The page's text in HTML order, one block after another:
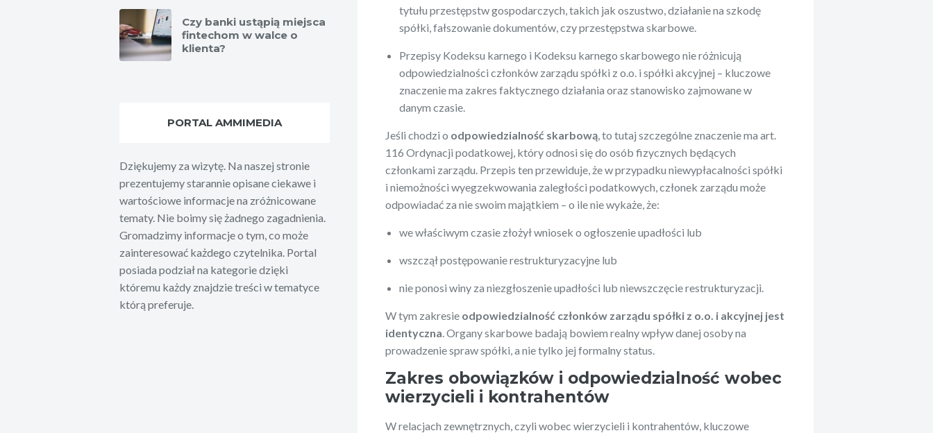
tytułu przestępstw gospodarczych, takich jak oszustwo, działanie na szkodę
spółki, fałszowanie dokumentów, czy przestępstwa skarbowe.
Przepisy Kodeksu karnego i Kodeksu karnego skarbowego nie różnicują
odpowiedzialności członków zarządu spółki z o.o. i spółki akcyjnej – kluczowe
znaczenie ma zakres faktycznego działania oraz stanowisko zajmowane w
danym czasie.
Jeśli chodzi o odpowiedzialność skarbową, to tutaj szczególne znaczenie ma art.
116 Ordynacji podatkowej, który odnosi się do osób fizycznych będących
członkami zarządu. Przepis ten przewiduje, że w przypadku niewypłacalności spółki
i niemożności wyegzekwowania zaległości podatkowych, członek zarządu może
odpowiadać za nie swoim majątkiem – o ile nie wykaże, że:
we właściwym czasie złożył wniosek o ogłoszenie upadłości lub
wszczął postępowanie restrukturyzacyjne lub
nie ponosi winy za niezgłoszenie upadłości lub niewszczęcie restrukturyzacji.
W tym zakresie odpowiedzialność członków zarządu spółki z o.o. i akcyjnej jest
identyczna. Organy skarbowe badają bowiem realny wpływ danej osoby na
prowadzenie spraw spółki, a nie tylko jej formalny status.
Zakres obowiązków i odpowiedzialność wobec
wierzycieli i kontrahentów
W relacjach zewnętrznych, czyli wobec wierzycieli i kontrahentów, kluczowe
Czy banki ustąpią miejsca
fintechom w walce o
klienta?
PORTAL AMMIMEDIA
Dziękujemy za wizytę. Na naszej stronie
prezentujemy starannie opisane ciekawe i
wartościowe informacje na zróżnicowane
tematy. Nie boimy się żadnego zagadnienia.
Gromadzimy informacje o tym, co może
zainteresować każdego czytelnika. Portal
posiada podział na kategorie dzięki
któremu każdy znajdzie treści w tematyce
którą preferuje.